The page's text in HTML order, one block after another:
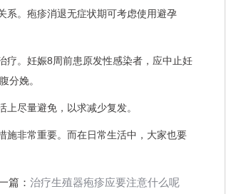
系。疱疹消退无症状期可考虑使用避孕
疗。妊娠8周前患原发性感染者，应中止妊
分娩。
尽量避免，以求减少复发。
施非常重要。而在日常生活中，大家也要
篇： 治疗生殖器疱疹应要注意什么呢